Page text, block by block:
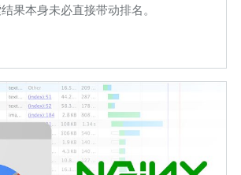
果本身未必直接带动排名。